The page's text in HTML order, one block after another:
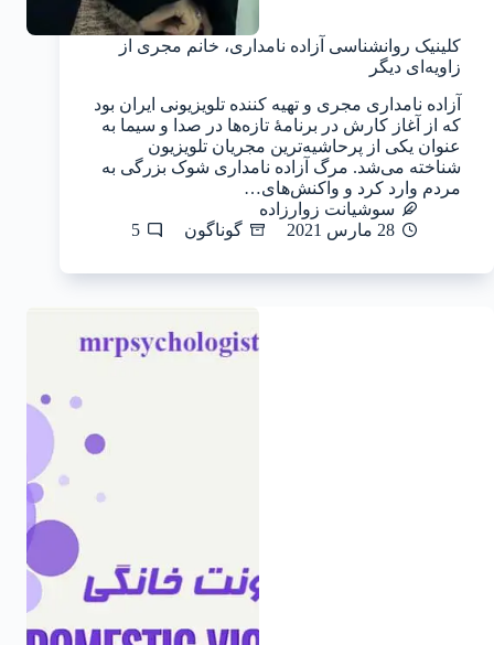
کلینیک روانشناسی آزاده نامداری، خانم مجری از
زاویه‌ای دیگر
آزاده نامداری مجری و تهیه کننده تلویزیونی ایران بود
که از آغاز کارش در برنامهٔ تازه‌ها در صدا و سیما به
عنوان یکی از پرحاشیه‌ترین مجریان تلویزیون
شناخته می‌شد. مرگ آزاده نامداری شوک بزرگی به
مردم وارد کرد و واکنش‌های…
سوشیانت زوارزاده
28 مارس 2021
گوناگون 5